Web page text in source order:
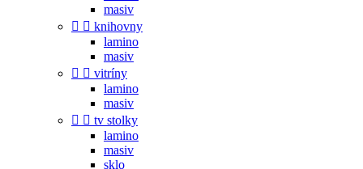
masiv
  knihovny
lamino
masiv
  vitríny
lamino
masiv
  tv stolky
lamino
masiv
sklo